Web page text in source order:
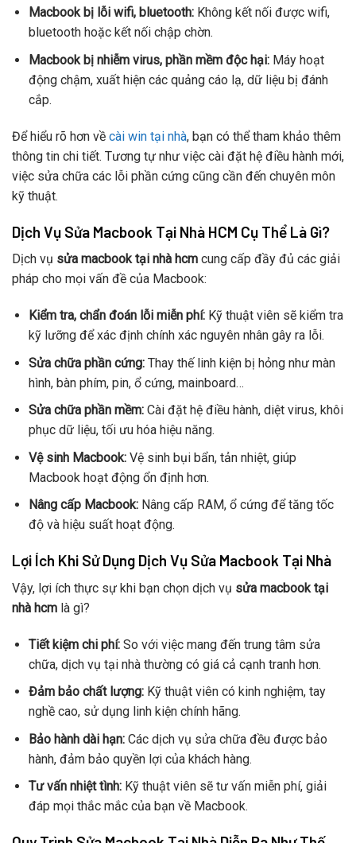
Macbook bị lỗi wifi, bluetooth:Không kết nối được wifi,
bluetooth hoặc kết nối chập chờn.
Macbook bị nhiễm virus, phần mềm độc hại:Máy hoạt
động chậm, xuất hiện các quảng cáo lạ, dữ liệu bị đánh
cắp.
Để hiểu rõ hơn về cài win tại nhà, bạn có thể tham khảo thêm
thông tin chi tiết. Tương tự như việc cài đặt hệ điều hành mới,
việc sửa chữa các lỗi phần cứng cũng cần đến chuyên môn
kỹ thuật.
Dịch Vụ Sửa Macbook Tại Nhà HCM Cụ Thể Là Gì?
Dịch vụ sửa macbook tại nhà hcm cung cấp đầy đủ các giải
pháp cho mọi vấn đề của Macbook:
Kiểm tra, chẩn đoán lỗi miễn phí:Kỹ thuật viên sẽ kiểm tra
kỹ lưỡng để xác định chính xác nguyên nhân gây ra lỗi.
Sửa chữa phần cứng:Thay thế linh kiện bị hỏng như màn
hình, bàn phím, pin, ổ cứng, mainboard…
Sửa chữa phần mềm:Cài đặt hệ điều hành, diệt virus, khôi
phục dữ liệu, tối ưu hóa hiệu năng.
Vệ sinh Macbook:Vệ sinh bụi bẩn, tản nhiệt, giúp
Macbook hoạt động ổn định hơn.
Nâng cấp Macbook:Nâng cấp RAM, ổ cứng để tăng tốc
độ và hiệu suất hoạt động.
Lợi Ích Khi Sử Dụng Dịch Vụ Sửa Macbook Tại Nhà
Vậy, lợi ích thực sự khi bạn chọn dịch vụ sửa macbook tại
nhà hcm là gì?
Tiết kiệm chi phí:So với việc mang đến trung tâm sửa
chữa, dịch vụ tại nhà thường có giá cả cạnh tranh hơn.
Đảm bảo chất lượng:Kỹ thuật viên có kinh nghiệm, tay
nghề cao, sử dụng linh kiện chính hãng.
Bảo hành dài hạn:Các dịch vụ sửa chữa đều được bảo
hành, đảm bảo quyền lợi của khách hàng.
Tư vấn nhiệt tình:Kỹ thuật viên sẽ tư vấn miễn phí, giải
đáp mọi thắc mắc của bạn về Macbook.